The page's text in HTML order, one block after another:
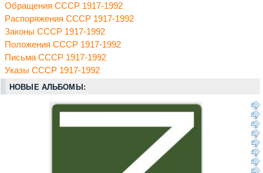
Обращения СССР 1917-1992
Распоряжения СССР 1917-1992
Законы СССР 1917-1992
Положения СССР 1917-1992
Письма СССР 1917-1992
Указы СССР 1917-1992
НОВЫЕ АЛЬБОМЫ: